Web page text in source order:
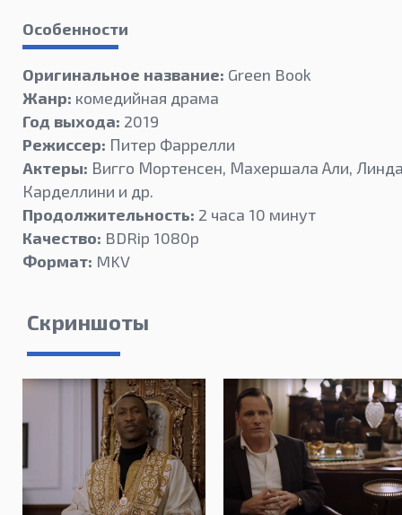
Особенности
Оригинальное название: Green Book
Жанр: комедийная драма
Год выхода: 2019
Режиссер: Питер Фаррелли
Актеры: Вигго Мортенсен, Махершала Али,
Карделлини и др.
Продолжительность: 2 часа 10 минут
Качество: BDRip 1080p
Формат: MKV
Скриншоты